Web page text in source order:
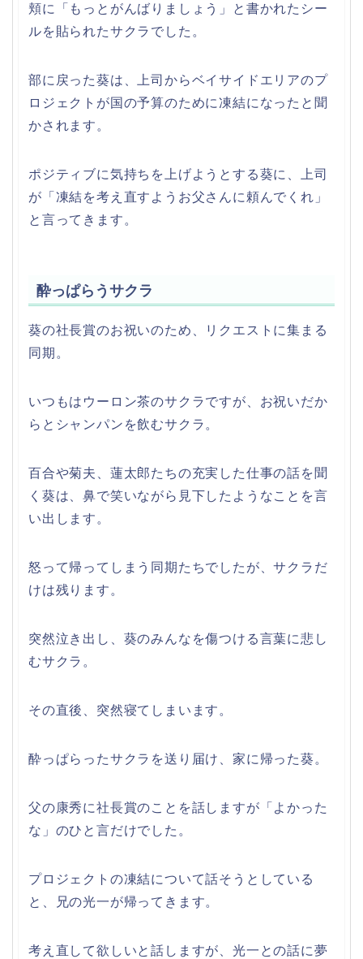
頬に「もっとがんばりましょう」と書かれたシー
ルを貼られたサクラでした。
部に戻った葵は、上司からベイサイドエリアのプ
ロジェクトが国の予算のために凍結になったと聞
かされます。
ポジティブに気持ちを上げようとする葵に、上司
が「凍結を考え直すようお父さんに頼んでくれ」
と言ってきます。
酔っぱらうサクラ
葵の社長賞のお祝いのため、リクエストに集まる
同期。
いつもはウーロン茶のサクラですが、お祝いだか
らとシャンパンを飲むサクラ。
百合や菊夫、蓮太郎たちの充実した仕事の話を聞
く葵は、鼻で笑いながら見下したようなことを言
い出します。
怒って帰ってしまう同期たちでしたが、サクラだ
けは残ります。
突然泣き出し、葵のみんなを傷つける言葉に悲し
むサクラ。
その直後、突然寝てしまいます。
酔っぱらったサクラを送り届け、家に帰った葵。
父の康秀に社長賞のことを話しますが「よかった
な」のひと言だけでした。
プロジェクトの凍結について話そうとしている
と、兄の光一が帰ってきます。
考え直して欲しいと話しますが、光一との話に夢